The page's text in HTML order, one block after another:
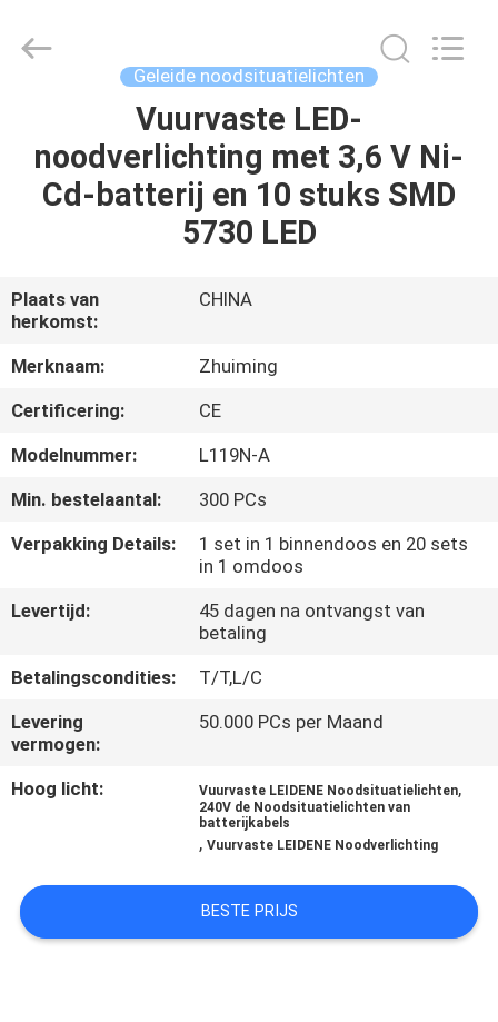
PRODUCTEN
ONS
FABRIEKSREIS
KWALITEITSCONTROLE
CONTACTEER
ONS
VERZOEK
CITAAT
SITEMAP
PRIVACYBELEID
Co.,Ltd.
Geleide noodsituatielichten
Vuurvaste LED-
noodverlichting met 3,6 V Ni-
Cd-batterij en 10 stuks SMD
5730 LED
Plaats van
herkomst:
CHINA
Merknaam:
Zhuiming
Certificering:
CE
Modelnummer:
L119N-A
Min. bestelaantal:
300 PCs
Verpakking Details:
1 set in 1 binnendoos en 20 sets
in 1 omdoos
Levertijd:
45 dagen na ontvangst van
betaling
Betalingscondities:
T/T,L/C
Levering
vermogen:
50.000 PCs per Maand
Hoog licht: Vuurvaste LEIDENE Noodsituatielichten,
240V de Noodsituatielichten van
batterijkabels
,Vuurvaste LEIDENE Noodverlichting
BESTE PRIJS